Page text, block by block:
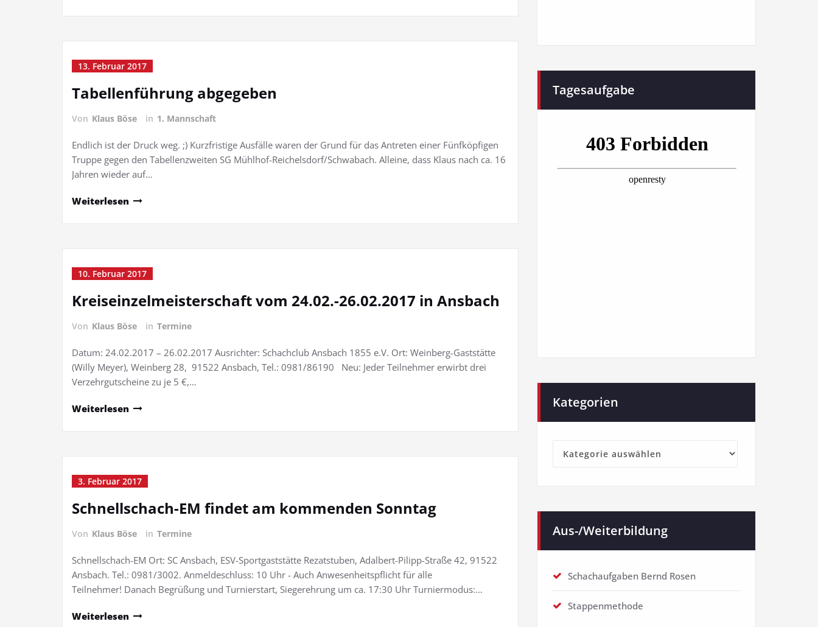
13. Februar 2017
Tabellenführung abgegeben
Von Klaus Böse in 1. Mannschaft
Endlich ist der Druck weg. ;) Kurzfristige Ausfälle waren der Grund für das Antreten einer Fünfköpfigen
Truppe gegen den Tabellenzweiten SG Mühlhof-Reichelsdorf/Schwabach. Alleine, dass Klaus nach ca. 16
Jahren wieder auf…
Weiterlesen
10. Februar 2017
Kreiseinzelmeisterschaft vom 24.02.-26.02.2017 in Ansbach
Von Klaus Böse in Termine
Datum: 24.02.2017 – 26.02.2017 Ausrichter: Schachclub Ansbach 1855 e.V. Ort: Weinberg-Gaststätte
(Willy Meyer), Weinberg 28, 91522 Ansbach, Tel.: 0981/86190 Neu: Jeder Teilnehmer erwirbt drei
Verzehrgutscheine zu je 5 €,…
Weiterlesen
3. Februar 2017
Schnellschach-EM findet am kommenden Sonntag
Von Klaus Böse in Termine
Schnellschach-EM Ort: SC Ansbach, ESV-Sportgaststätte Rezatstuben, Adalbert-Pilipp-Straße 42, 91522
Ansbach. Tel.: 0981/3002. Anmeldeschluss: 10 Uhr - Auch Anwesenheitspflicht für alle
Teilnehmer! Danach Begrüßung und Turnierstart, Siegerehrung um ca. 17:30 Uhr Turniermodus:…
Weiterlesen
Tagesaufgabe
Kategorien
Kategorien
Aus-/Weiterbildung
Schachaufgaben Bernd Rosen
Stappenmethode